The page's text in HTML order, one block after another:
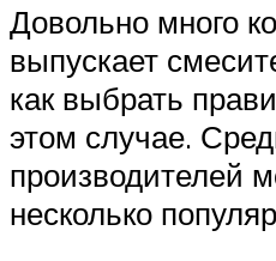
Довольно много
выпускает
как выбрать
этом случае.
производителей
несколько